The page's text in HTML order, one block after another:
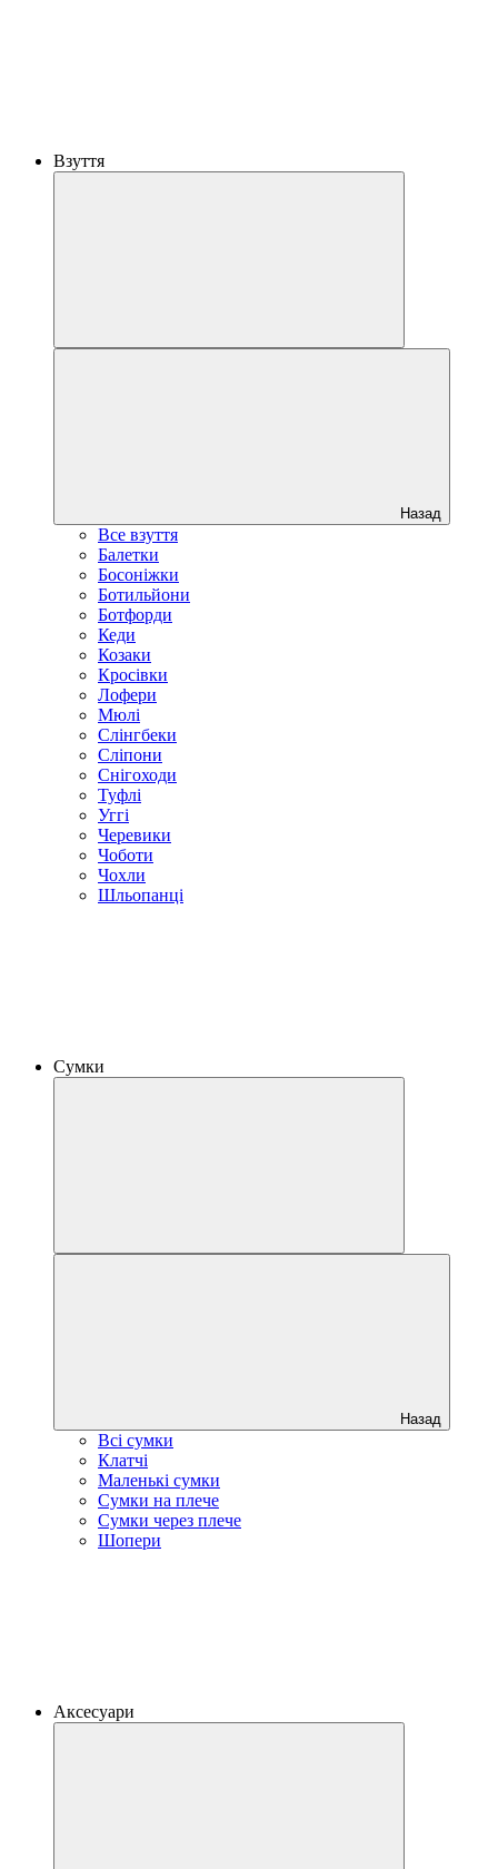
Взуття
Назад
Все взуття
Балетки
Босоніжки
Ботильйони
Ботфорди
Кеди
Козаки
Кросівки
Лофери
Мюлі
Слінгбеки
Сліпони
Снігоходи
Туфлі
Уггі
Черевики
Чоботи
Чохли
Шльопанці
Сумки
Назад
Всі сумки
Клатчі
Маленькі сумки
Сумки на плече
Сумки через плече
Шопери
Аксесуари